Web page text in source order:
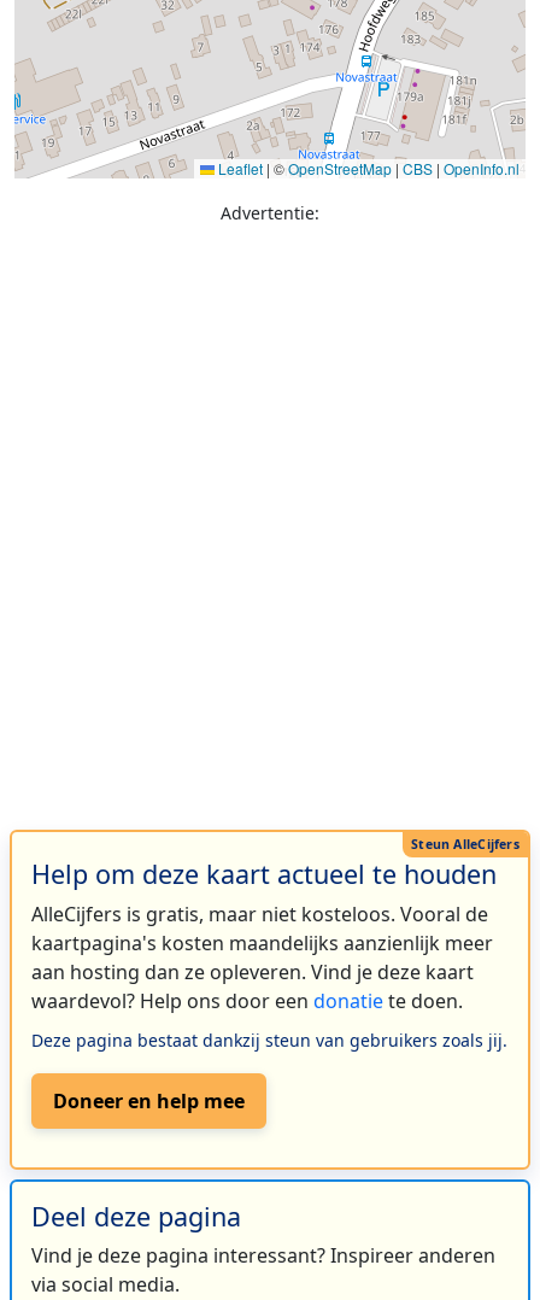
Leaflet | ©OpenStreetMap | CBS | OpenInfo.nl
Advertentie:
Help om deze kaart actueel te houden
AlleCijfers is gratis, maar niet kosteloos. Vooral de
kaartpagina's kosten maandelijks aanzienlijk meer
aan hosting dan ze opleveren. Vind je deze kaart
waardevol? Help ons door een donatiete doen.
Deze pagina bestaat dankzij steun van gebruikers zoals jij.
Doneer en help mee
Deel deze pagina
Vind je deze pagina interessant? Inspireer anderen
via social media.